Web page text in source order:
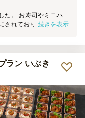
た。 お寿司やミニハ
されており非常に食べ
続きを表示
ラン いぶき